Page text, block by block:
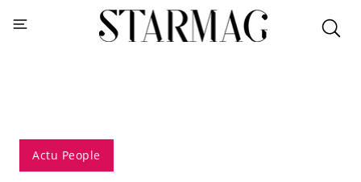
Actu People